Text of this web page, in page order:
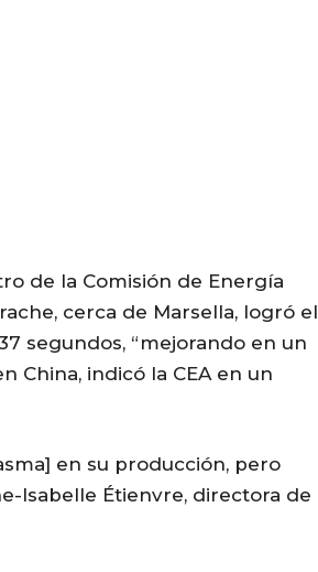
de la Comisión de Energía
cerca de Marsella, logró el
segundos, “mejorando en un
China, indicó la CEA en un
en su producción, pero
Isabelle Étienvre, directora de